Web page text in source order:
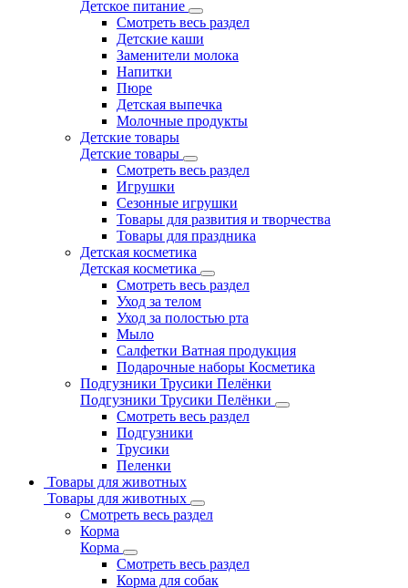
Детское питание
Смотреть весь раздел
Детские каши
Заменители молока
Напитки
Пюре
Детская выпечка
Молочные продукты
Детские товары
Детские товары
Смотреть весь раздел
Игрушки
Сезонные игрушки
Товары для развития и творчества
Товары для праздника
Детская косметика
Детская косметика
Смотреть весь раздел
Уход за телом
Уход за полостью рта
Мыло
Салфетки Ватная продукция
Подарочные наборы Косметика
Подгузники Трусики Пелёнки
Подгузники Трусики Пелёнки
Смотреть весь раздел
Подгузники
Трусики
Пеленки
Товары для животных
Товары для животных
Смотреть весь раздел
Корма
Корма
Смотреть весь раздел
Корма для собак